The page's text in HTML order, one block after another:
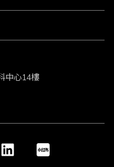
中心14樓